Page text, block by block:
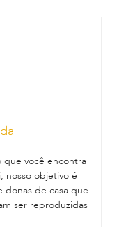
que você encontra
nosso objetivo é
donas de casa que
ser reproduzidas